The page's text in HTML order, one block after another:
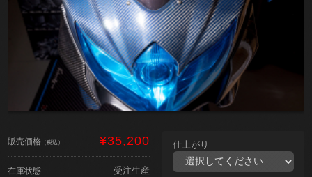
販売価格 （税込） ¥35,200
在庫状態 受注生産
仕上がり